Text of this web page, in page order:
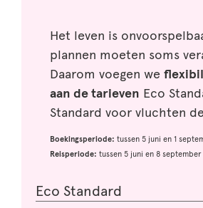
Het leven is
plannen moeten soms
Daarom voegen we
aan de tarieven Eco
Standard voor vluchten
Boekingsperiode: tussen 5 juni en 1
Reisperiode: tussen 5 juni en 8
Eco Standard